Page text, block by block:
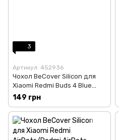
3
Артикул: 452936
Чохол BeCover Silicon для
Xiaomi Redmi Buds 4 Blue
(708622)
149 грн